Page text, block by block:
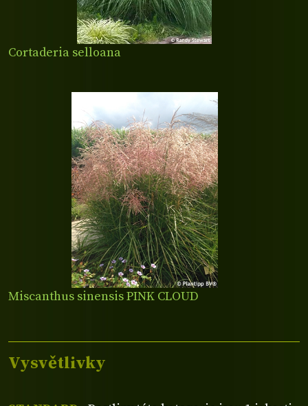
Cortaderia selloana
Miscanthus sinensis PINK CLOUD
Vysvětlivky